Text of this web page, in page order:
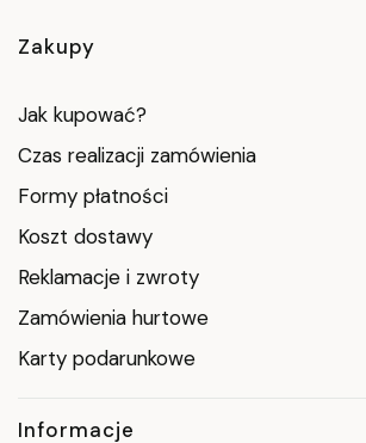
Linki w stopce
Zakupy
Jak kupować?
Czas realizacji zamówienia
Formy płatności
Koszt dostawy
Reklamacje i zwroty
Zamówienia hurtowe
Karty podarunkowe
Informacje